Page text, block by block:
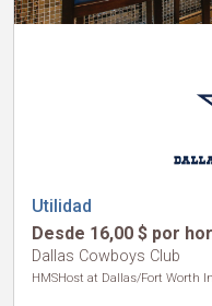
Utilidad
Desde 16,00 $ por
Dallas Cowboys Club
HMSHost at Dallas/Fort Worth